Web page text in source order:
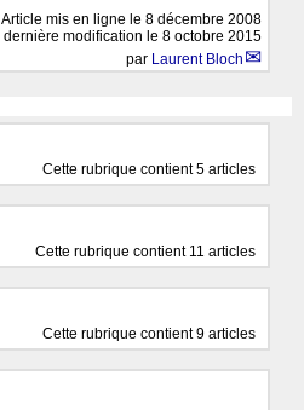
Article mis en ligne le8 décembre 2008
dernière modification le 8 octobre 2015
par Laurent Bloch
Cette rubrique contient 5 articles
Cette rubrique contient 11 articles
Cette rubrique contient 9 articles